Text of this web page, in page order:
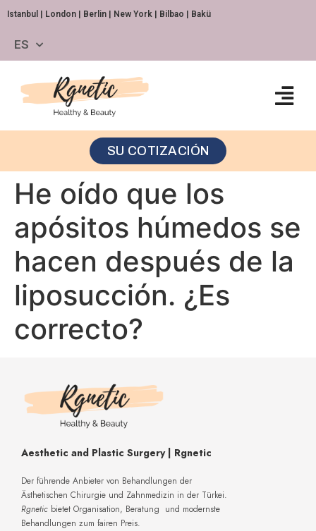
Istanbul | London | Berlin | New York | Bilbao | Bakü
ES
SU COTIZACIÓN
He oído que los
apósitos húmedos se
hacen después de la
liposucción. ¿Es
correcto?
Aesthetic and Plastic Surgery | Rgnetic
Der führende Anbieter von Behandlungen der
Ästhetischen Chirurgie und Zahnmedizin in der Türkei.
Rgnetic bietet Organisation, Beratung und modernste
Behandlungen zum fairen Preis.